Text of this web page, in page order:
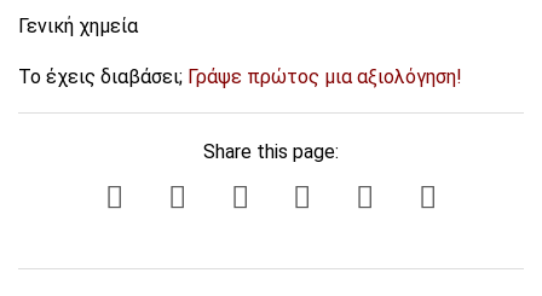
Γενική χημεία
Το έχεις διαβάσει; Γράψε πρώτος μια αξιολόγηση!
Share this page: